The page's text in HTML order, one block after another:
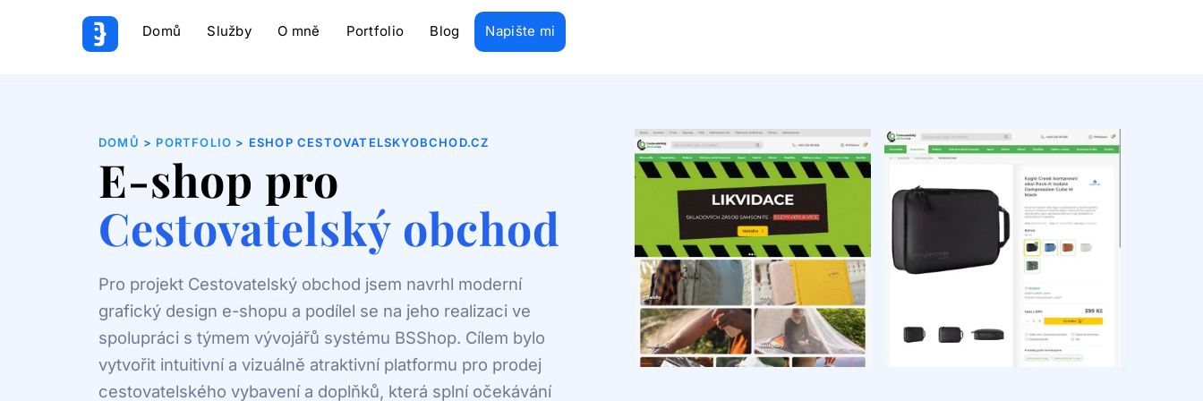
Domů Služby O mně Portfolio Blog Napište mi
DOMŮ > PORTFOLIO > ESHOP CESTOVATELSKYOBCHOD.CZ
E-shop pro
Cestovatelský obchod
Pro projekt Cestovatelský obchod jsem navrhl moderní
grafický design e-shopu a podílel se na jeho realizaci ve
spolupráci s týmem vývojářů systému BSShop. Cílem bylo
vytvořit intuitivní a vizuálně atraktivní platformu pro prodej
cestovatelského vybavení a doplňků, která splní očekávání